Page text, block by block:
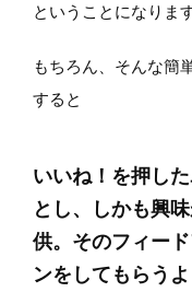
ということになります
もちろん、そんな簡
すると
いいね！を押し
とし、しかも興
供。そのフィー
ンをしてもらう